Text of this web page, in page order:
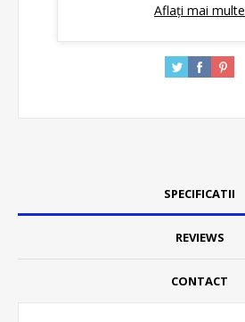
SPECIFICATII
REVIEWS
CONTACT
Aflați mai multe